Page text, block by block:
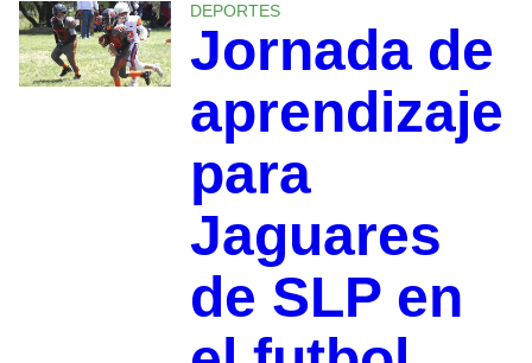
DEPORTES
Jornada de
aprendizaje
para
Jaguares
de SLP en